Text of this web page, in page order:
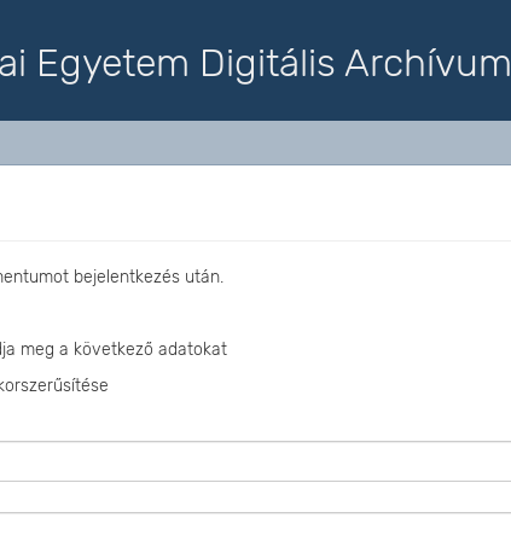
Egyetem Digitális Archívum
bejelentkezés után.
meg a következő adatokat